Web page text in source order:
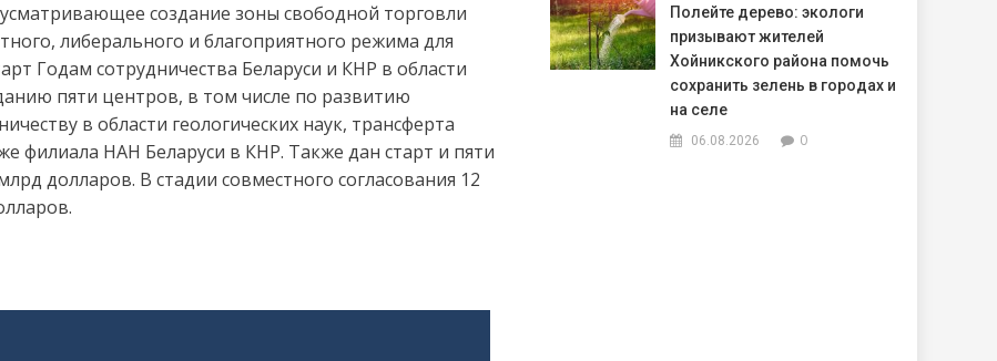
создание зоны свободной торговли
либерального и благоприятного режима для
Годам сотрудничества Беларуси и КНР в области
пяти центров, в том числе по развитию
в области геологических наук, трансферта
филиала НАН Беларуси в КНР. Также дан старт и пяти
долларов. В стадии совместного согласования 12
Полейте дерево: экологи
призывают жителей
Хойникского района помочь
сохранить зелень в городах и
на селе
06.08.2026 0